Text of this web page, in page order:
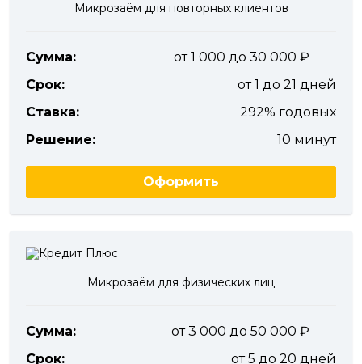
Микрозаём для повторных клиентов
Сумма:
от 1 000 до 30 000
Срок:
от 1 до 21 дней
Ставка:
292% годовых
Решение:
10 минут
Оформить
Микрозаём для физических лиц
Сумма:
от 3 000 до 50 000
Срок:
от 5 до 20 дней